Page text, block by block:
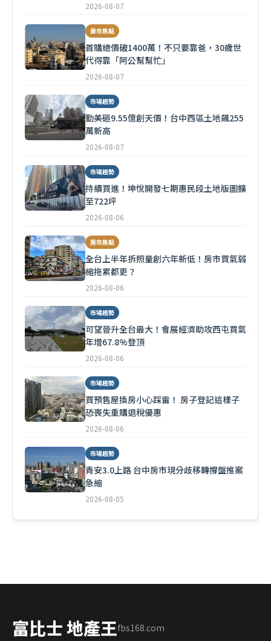
2026-08-07
房市焦點
首購總價破1400萬！不只要靠爸，30歲世
代得靠「阿公幫幫忙」
2026-08-07
市場趨勢
勤美砸9.55億創天價！台中西區土地飆255
萬新高
2026-08-07
市場趨勢
持續買進！坤悅開發七期惠民段土地版圖擴
至722坪
2026-08-06
房市焦點
全台上半年拆照量創六年新低！房市買氣弱
縮拖累都更？
2026-08-06
市場趨勢
可望晉升全台最大！會展經濟助攻西屯買氣
年增67.8%登頂
2026-08-06
市場趨勢
買預售屋換房小心踩雷！ 房子登記這樣子
恐喪失重購退稅優惠
2026-08-06
市場趨勢
青安3.0上路 台中房市現分歧移轉撐盤推案
急縮
2026-08-05
富比士 地產王fbs168.com